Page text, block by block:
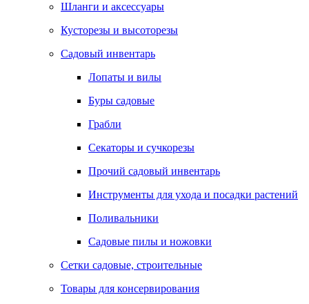
Шланги и аксессуары
Кусторезы и высоторезы
Садовый инвентарь
Лопаты и вилы
Буры садовые
Грабли
Секаторы и сучкорезы
Прочий садовый инвентарь
Инструменты для ухода и посадки растений
Поливальники
Садовые пилы и ножовки
Сетки садовые, строительные
Товары для консервирования